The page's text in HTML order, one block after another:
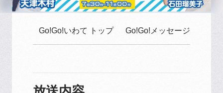
Go!Go!いわて トップ Go!Go!メッセージはこち